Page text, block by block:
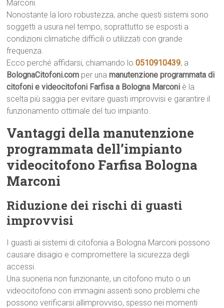
Marconi.
Nonostante la loro robustezza, anche questi sistemi sono
soggetti a usura nel tempo, soprattutto se esposti a
condizioni climatiche difficili o utilizzati con grande
frequenza.
Ecco perché affidarsi, chiamando lo0510910439, a
BolognaCitofoni.com per unamanutenzione programmata di
citofoni e videocitofoni Farfisa a Bologna Marconi è la
scelta più saggia per evitare guasti improvvisi e garantire il
funzionamento ottimale del tuo impianto.
Vantaggi della manutenzione
programmata dell’impianto
videocitofono Farfisa Bologna
Marconi
Riduzione dei rischi di guasti
improvvisi
I guasti ai sistemi di citofonia a Bologna Marconi possono
causare disagio e compromettere la sicurezza degli
accessi.
Una suoneria non funzionante, un citofono muto o un
videocitofono con immagini assenti sono problemi che
possono verificarsi allimprovviso, spesso nei momenti